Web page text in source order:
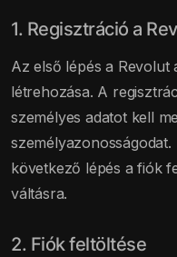
1. Regisztráció a
Az első lépés a Revolut
létrehozása. A
személyes adatot kell
következő lépés a fiók
váltásra.
2. Fiók feltöltése